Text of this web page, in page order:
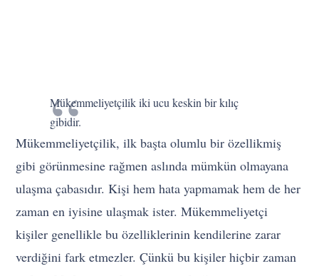
Mükemmeliyetçilik iki ucu keskin bir kılıç
gibidir.
Mükemmeliyetçilik, ilk başta olumlu bir özellikmiş
gibi görünmesine rağmen aslında mümkün olmayana
ulaşma çabasıdır. Kişi hem hata yapmamak hem de her
zaman en iyisine ulaşmak ister. Mükemmeliyetçi
kişiler genellikle bu özelliklerinin kendilerine zarar
verdiğini fark etmezler. Çünkü bu kişiler hiçbir zaman